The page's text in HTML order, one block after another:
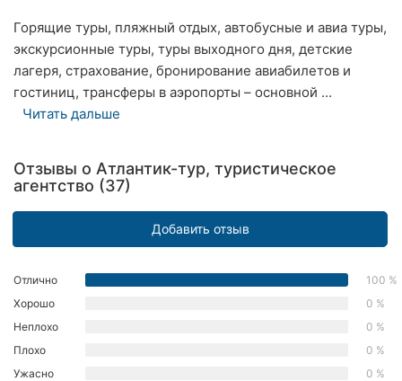
Николаев
Херсон
Полтава
Черкассы
Черновцы
Франковск
Луцк
Горящие туры, пляжный отдых, автобусные и авиа туры,
экскурсионные туры, туры выходного дня, детские
лагеря, страхование, бронирование авиабилетов и
гостиниц, трансферы в аэропорты – основной ...
Читать дальше
Отзывы о Атлантик-тур, туристическое
агентство (37)
Добавить отзыв
Отлично
100 %
Хорошо
0 %
Неплохо
0 %
Плохо
0 %
Ужасно
0 %